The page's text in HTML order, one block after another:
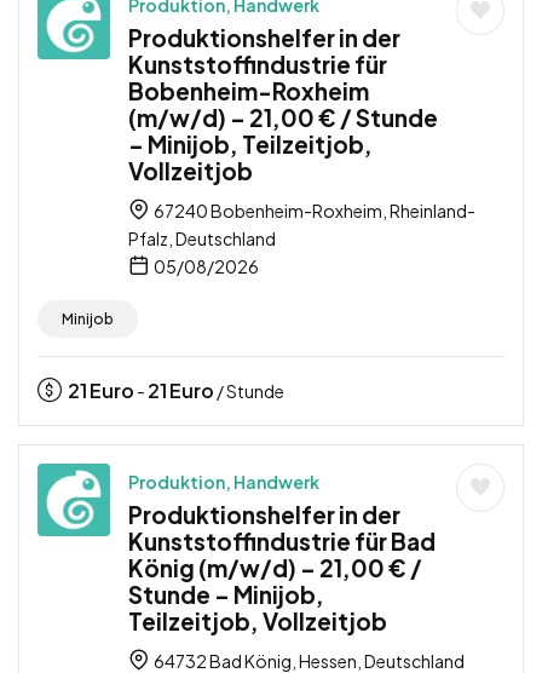
Produktionshelfer in der
Kunststoffindustrie für
Bobenheim-Roxheim
(m/w/d) – 21,00 € / Stunde
– Minijob, Teilzeitjob,
Vollzeitjob
67240 Bobenheim-Roxheim, Rheinland-
Pfalz, Deutschland
05/08/2026
Minijob
21Euro - 21Euro / Stunde
Produktion, Handwerk
Produktionshelfer in der
Kunststoffindustrie für Bad
König (m/w/d) – 21,00 € /
Stunde – Minijob,
Teilzeitjob, Vollzeitjob
64732 Bad König, Hessen, Deutschland